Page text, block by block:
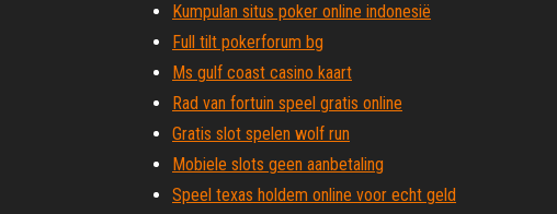
Kumpulan situs poker online indonesië
Full tilt pokerforum bg
Ms gulf coast casino kaart
Rad van fortuin speel gratis online
Gratis slot spelen wolf run
Mobiele slots geen aanbetaling
Speel texas holdem online voor echt geld